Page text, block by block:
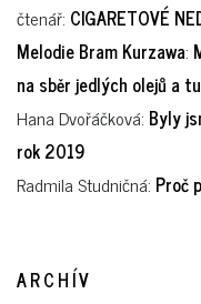
čtenář: CIGARETOVÉ
Melodie Bram Kurzawa:
na sběr jedlých olejů a
Hana Dvořáčková: Byly
rok 2019
Radmila Studničná: Proč
ARCHÍV